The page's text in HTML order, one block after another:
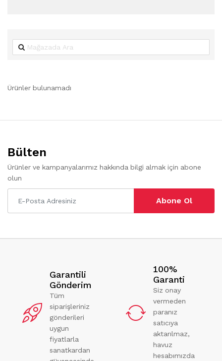
Ürünler bulunamadı
Bülten
Ürünler ve kampanyalarımız hakkında bilgi almak için abone
olun
Abone Ol
Garantili
Gönderim
Tüm
siparişleriniz
gönderileri
uygun
fiyatlarla
sanatkardan
100%
Garanti
Siz onay
vermeden
paranız
satıcıya
aktarılmaz,
havuz
hesabımızda